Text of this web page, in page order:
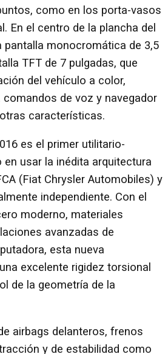
como en los porta-vasos
En el centro de la plancha del
pantalla monocromática de 3,5
TFT de 7 pulgadas, que
del vehículo a color,
de voz y navegador
características.
es el primer utilitario-
usar la inédita arquitectura
(Fiat Chrysler Automobiles) y
independiente. Con el
moderno, materiales
avanzadas de
esta nueva
excelente rigidez torsional
de la geometría de la
airbags delanteros, frenos
y de estabilidad como